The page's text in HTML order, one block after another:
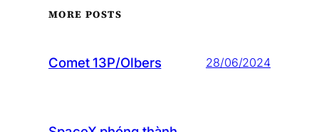
MORE POSTS
Comet 13P/Olbers 28/06/2024